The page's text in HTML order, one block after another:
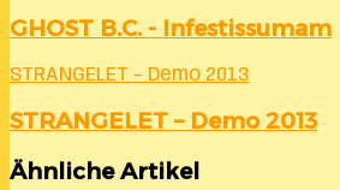
GHOST B.C. - Infestissumam
STRANGELET – Demo 2013
STRANGELET – Demo 2013
Ähnliche Artikel